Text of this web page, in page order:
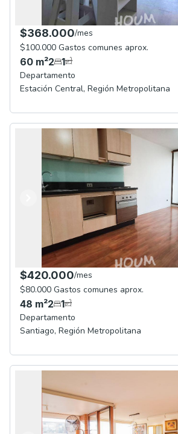
$368.000/mes
$100.000 Gastos comunes aprox.
60 m²2 1
Departamento
Estación Central, Región Metropolitana
Anterior
Siguiente
$420.000/mes
$80.000 Gastos comunes aprox.
48 m²2 1
Departamento
Santiago, Región Metropolitana